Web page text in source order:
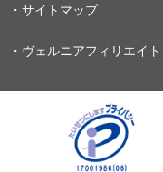
・サイトマップ
・ヴェルニアフィリエイト